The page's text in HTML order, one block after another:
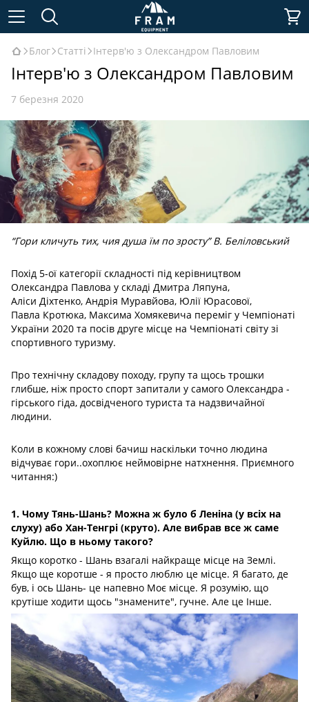
Блог Статті Інтерв'ю з Олександром Павловим
Інтерв'ю з Олександром Павловим
7 березня 2020
“Гори кличуть тих, чия душа їм по зросту” В. Беліловський
Похід 5-ої категорії складності під керівництвом
Олександра Павлова у складі Дмитра Ляпуна,
Аліси Діхтенко, Андрія Муравйова, Юлії Юрасової,
Павла Кротюка, Максима Хомякевича переміг у Чемпіонаті
України 2020 та посів друге місце на Чемпіонаті світу зі
спортивного туризму.
Про технічну складову походу, групу та щось трошки
глибше, ніж просто спорт запитали у самого Олександра -
гірського гіда, досвідченого туриста та надзвичайної
людини.
Коли в кожному слові бачиш наскільки точно людина
відчуває гори..охоплює неймовірне натхнення. Приємного
читання:)
1. Чому Тянь-Шань? Можна ж було б Леніна (у всіх на
слуху) або Хан-Тенгрі (круто). Але вибрав все ж саме
Куйлю. Що в ньому такого?
Якщо коротко - Шань взагалі найкраще місце на Землі.
Якщо ще коротше - я просто люблю це місце. Я багато, де
був, і ось Шань- це напевно Моє місце. Я розумію, що
крутіше ходити щось "знамените", гучне. Але це Інше.